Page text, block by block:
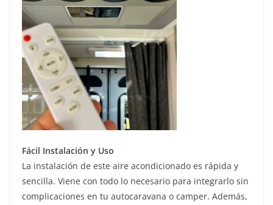
Fácil Instalación y Uso
La instalación de este aire acondicionado es rápida y
sencilla. Viene con todo lo necesario para integrarlo sin
complicaciones en tu autocaravana o camper. Además,